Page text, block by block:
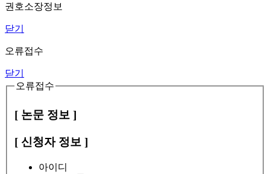
권호소장정보
닫기
오류접수
닫기
오류접수
[ 논문 정보 ]
[ 신청자 정보 ]
아이디